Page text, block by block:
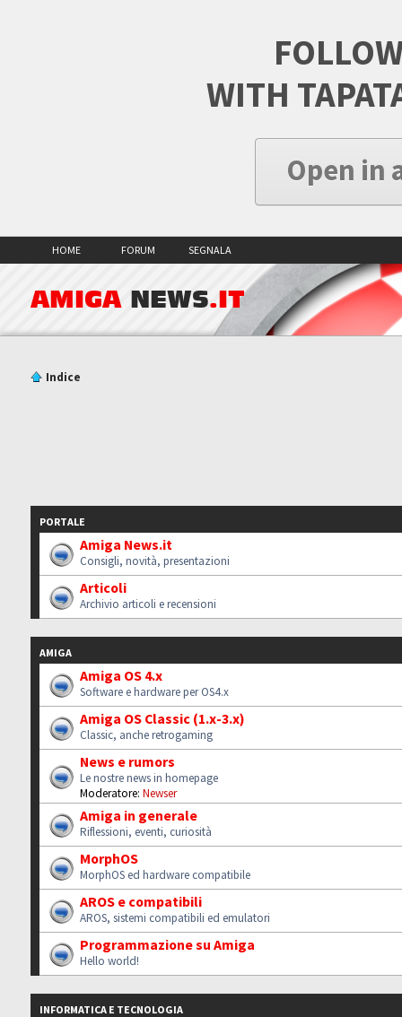
WITH
Open in
HOME FORUM SEGNALA
AMIGA NEWS.IT
Indice
PORTALE
Amiga News.it
Consigli, novità, presentazioni
Articoli
Archivio articoli e recensioni
AMIGA
Amiga OS 4.x
Software e hardware per OS4.x
Amiga OS Classic (1.x-3.x)
Classic, anche retrogaming
News e rumors
Le nostre news in homepage
Moderatore: Newser
Amiga in generale
Riflessioni, eventi, curiosità
MorphOS
MorphOS ed hardware compatibile
AROS e compatibili
AROS, sistemi compatibili ed emulatori
Programmazione su Amiga
Hello world!
INFORMATICA E TECNOLOGIA